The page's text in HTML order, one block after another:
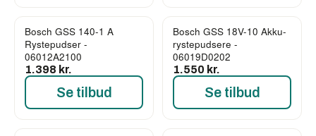
Bosch GSS 140-1 A
Rystepudser -
06012A2100
1.398 kr.
Se tilbud
Bosch GSS 18V-10 Akku-
rystepudsere -
06019D0202
1.550 kr.
Se tilbud